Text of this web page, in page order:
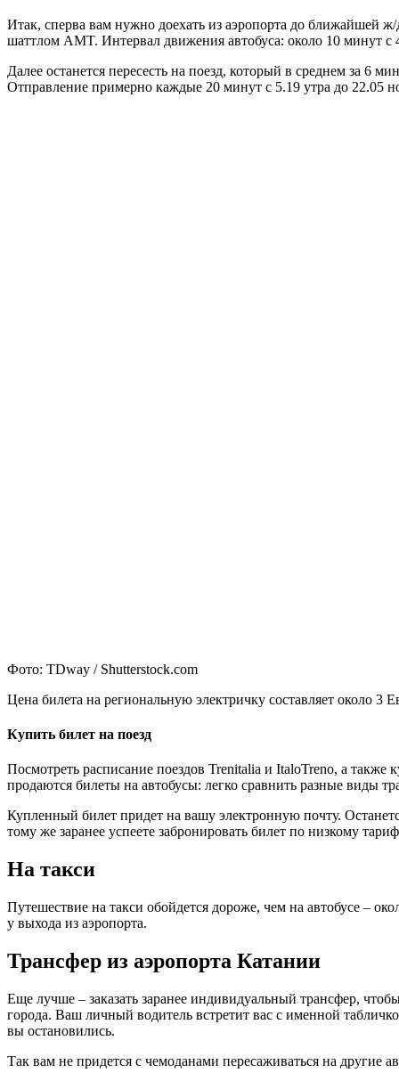
Итак, сперва вам нужно доехать из аэропорта до ближайшей ж/
шаттлом AMT. Интервал движения автобуса: около 10 минут
Далее останется пересесть на поезд, который в среднем за 6
Отправление примерно каждые 20 минут с 5.19 утра до 22.05
Фото: TDway / Shutterstock.com
Цена билета на региональную электричку составляет около 3
Купить билет на поезд
Посмотреть расписание поездов Trenitalia и ItaloTreno, а также
продаются билеты на автобусы: легко сравнить разные виды
Купленный билет придет на вашу электронную почту.
тому же заранее успеете забронировать билет по низкому
На такси
Путешествие на такси обойдется дороже, чем на автобусе –
у выхода из аэропорта.
Трансфер из аэропорта Катании
Еще лучше – заказать заранее индивидуальный трансфер,
города. Ваш личный водитель встретит вас с именной
вы остановились.
Так вам не придется с чемоданами пересаживаться на другие